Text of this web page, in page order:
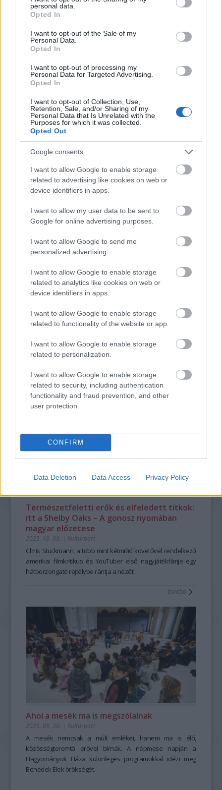
grant or deny consent to Google and its third-party tags to
use your data for below specified purposes in below Google
consent section.
personal data.
Opted In
I want to opt-out of the Sale of my
Personal Data.
Opted In
I want to opt-out of processing my
Personal Data for Targeted Advertising.
Opted In
I want to opt-out of Collection, Use,
Retention, Sale, and/or Sharing of my
Personal Data that Is Unrelated with the
Purposes for which it was collected.
Opted Out
Google consents
I want to allow Google to enable storage
related to advertising like cookies on web or
device identifiers in apps.
I want to allow my user data to be sent to
Google for online advertising purposes.
I want to allow Google to send me
personalized advertising.
I want to allow Google to enable storage
related to analytics like cookies on web or
device identifiers in apps.
I want to allow Google to enable storage
related to functionality of the website or app.
I want to allow Google to enable storage
related to personalization.
I want to allow Google to enable storage
related to security, including authentication
functionality and fraud prevention, and other
user protection.
CONFIRM
Data Deletion Data Access Privacy Policy
Nobel-díjat
2025. 10. 09.|Kultúrpart
Csütörtökön kora délután jelentette be a svéd Királyi
Akadémia, hogy 2025-ben Krasznahorkai Lászlónak ítélték
oda az irodalmi Nobel-díjat.
tovább
Pogány Induló meghódítja Európát - jön az
EU Rap Tour ’26
2025. 10. 09. | Kultúrpart
egy kontinensnyi kihívás – Pogány Induló először indul saját
európai turnéra. AzEU Rap Tour ’26
Természetfeletti erők és elfeledett titkok:
itt a Shelby Oaks – A gonosz nyomában
magyar előzetese
2025. 10. 09. | Kultúrpart
Chris Stuckmann, a több mint kétmillió követővel rendelkező
amerikai filmkritikus és YouTuber első nagyjátékfilmje egy
hátborzongató rejtélybe rántja a nézőt.
tovább
Ahol a mesék ma is megszólalnak
2025. 09. 30. | Kultúrpart
A mesék nemcsak a múlt emlékei, hanem ma is élő,
közösségteremtő erővel bírnak. A népmese napján a
Hagyományok Háza különleges programokkal idézi meg
Benedek Elek örökségét.